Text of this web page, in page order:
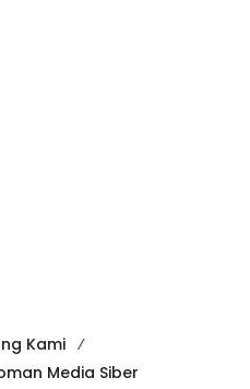
Kami
Media Siber